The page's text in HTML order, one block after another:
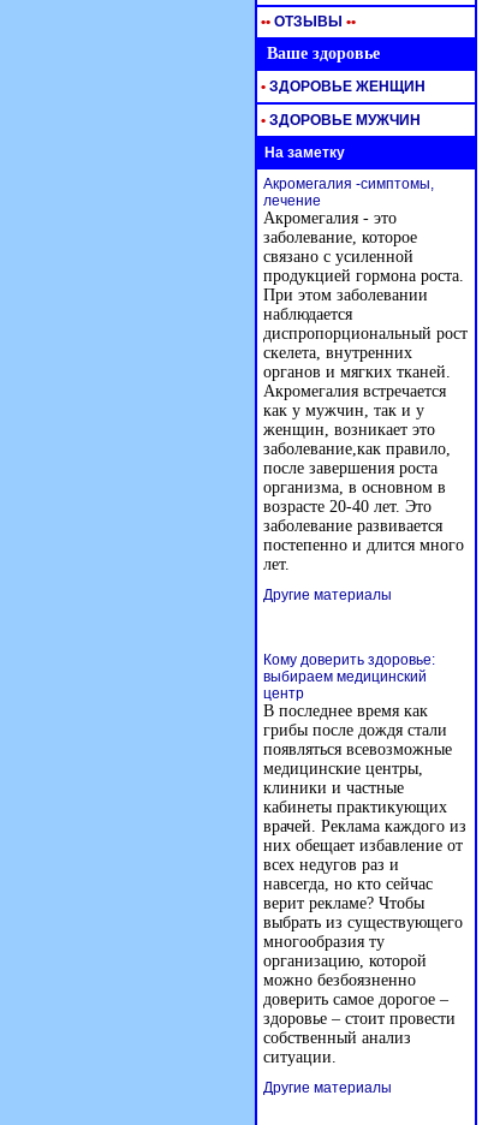
•• ОТЗЫВЫ ••
Ваше здоровье
• ЗДОРОВЬЕ ЖЕНЩИН
• ЗДОРОВЬЕ МУЖЧИН
На заметку
Акромегалия -симптомы,
лечение
Акромегалия - это
заболевание, которое
связано с усиленной
продукцией гормона роста.
При этом заболевании
наблюдается
диспропорциональный рост
скелета, внутренних
органов и мягких тканей.
Акромегалия встречается
как у мужчин, так и у
женщин, возникает это
заболевание,как правило,
после завершения роста
организма, в основном в
возрасте 20-40 лет. Это
заболевание развивается
постепенно и длится много
лет.
Другие материалы
Кому доверить здоровье:
выбираем медицинский
центр
В последнее время как
грибы после дождя стали
появляться всевозможные
медицинские центры,
клиники и частные
кабинеты практикующих
врачей. Реклама каждого из
них обещает избавление от
всех недугов раз и
навсегда, но кто сейчас
верит рекламе? Чтобы
выбрать из существующего
многообразия ту
организацию, которой
можно безбоязненно
доверить самое дорогое –
здоровье – стоит провести
собственный анализ
ситуации.
Другие материалы